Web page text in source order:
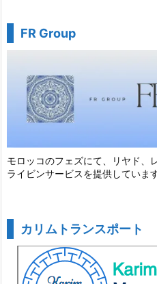
FR Group
モロッコのフェズにて、リヤド、
ライビンサービスを提供しています
カリムトランスポート